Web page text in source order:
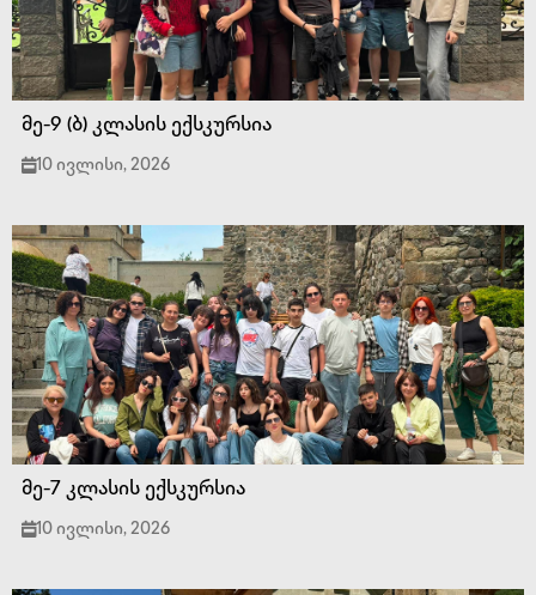
მე-9 (ბ) კლასის ექსკურსია
10 ივლისი, 2026
მე-7 კლასის ექსკურსია
10 ივლისი, 2026